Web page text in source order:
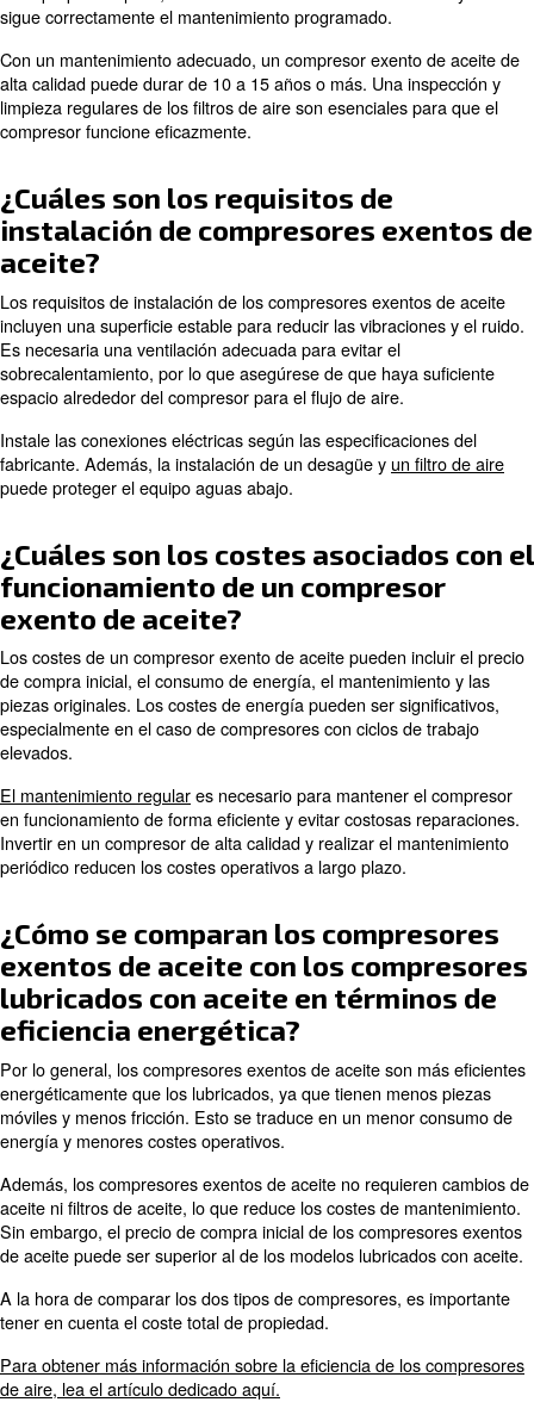
adicionales para eliminar el polvo y la humedad. Vacíe
la humedad del depósito del depósito de aire para
la corrosión.
El mantenimiento periódico del compresor y de los
aire comprimido.
¡Descubra más con nuestros expertos!
¿Cuáles son los niveles
asociados a los compresores
de aceite?
Los niveles sonoros asociados a los compresores
pueden variar en función del diseño ytamaño del
modernos compresores exentos de aceite incorporan
reducen el ruido, como carrocerías insonorizadas y
amortiguación de las vibraciones.
Es importante tener en cuenta el nivel sonoro a la hora
un compresor, especialmente para aplicaciones en
al ruido.
¿Cuál es la vida útil esperada
compresor exento de aceite?
La vida útil de un compresor exento de aceite depende
de la propia máquina, de las condiciones de
sigue correctamente el mantenimiento programado.
Con un mantenimiento adecuado, un compresor
alta calidad puede durar de 10 a 15 años o más. Una
limpieza regulares de los filtros de aire son esenciales
compresor funcione eficazmente.
¿Cuáles son los requisitos de
instalación de compresores
aceite?